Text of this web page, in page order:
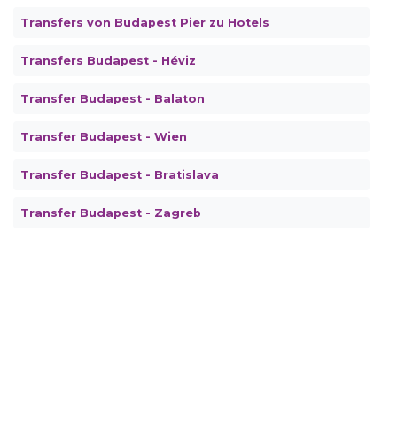
Transfers von Budapest Pier zu Hotels
Transfers Budapest - Héviz
Transfer Budapest - Balaton
Transfer Budapest - Wien
Transfer Budapest - Bratislava
Transfer Budapest - Zagreb